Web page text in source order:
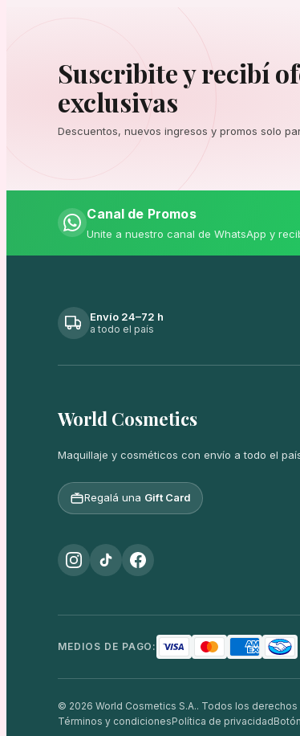
Suscribite y recibí
exclusivas
Descuentos, nuevos ingresos y promos solo
Canal de Promos
Unite a nuestro canal de WhatsApp y
Envío 24–72 h
a todo el país
World Cosmetics
Maquillaje y cosméticos con envío a todo el
Regalá una Gift Card
MEDIOS DE PAGO:
© 2026 World Cosmetics S.A.. Todos los
Términos y condicionesPolítica de privacidad